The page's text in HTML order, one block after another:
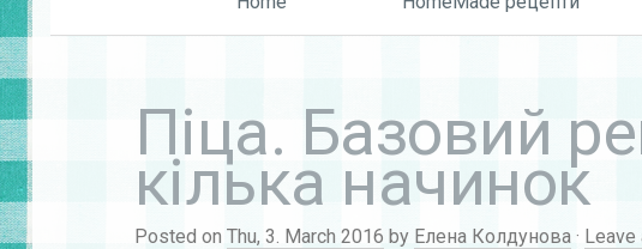
Піца. Базовий
кілька начинок
Posted on Thu, 3. March 2016 by Елена Колдунова · Leave